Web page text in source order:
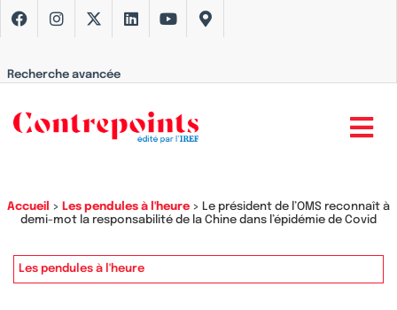
Recherche avancée
Accueil > Les pendules à l'heure > Le président de l’OMS reconnaît à
demi-mot la responsabilité de la Chine dans l’épidémie de Covid
Les pendules à l'heure